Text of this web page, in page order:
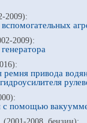
2009):
2009):
ремня привода
с помощью